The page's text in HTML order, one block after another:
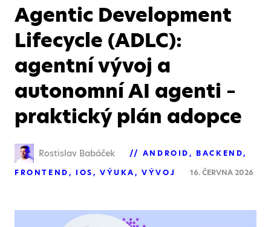
Agentic Development
Lifecycle (ADLC):
agentní vývoj a
autonomní AI agenti –
praktický plán adopce
Rostislav Babáček ANDROID
BACKEND
FRONTEND
IOS VÝUKA VÝVOJ 16. ČERVNA 2026